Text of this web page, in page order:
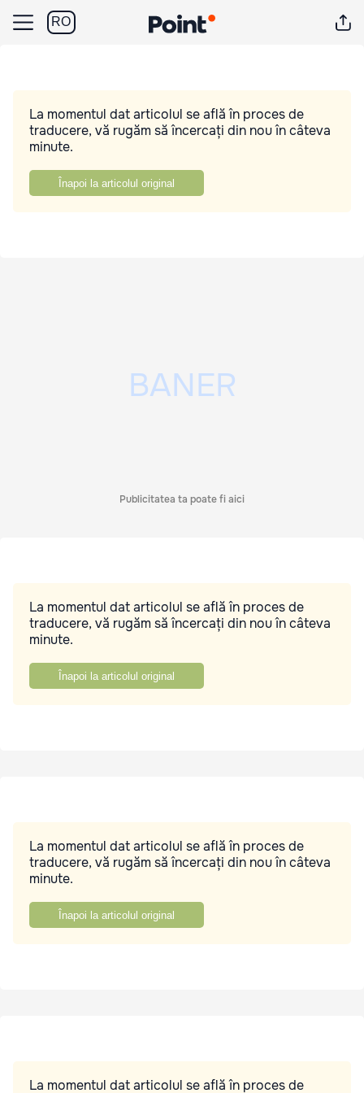
RO
La momentul dat articolul se află în proces de
traducere, vă rugăm să încercați din nou în câteva
minute.
Înapoi la articolul original
Publicitatea ta poate fi aici
La momentul dat articolul se află în proces de
traducere, vă rugăm să încercați din nou în câteva
minute.
Înapoi la articolul original
La momentul dat articolul se află în proces de
traducere, vă rugăm să încercați din nou în câteva
minute.
Înapoi la articolul original
La momentul dat articolul se află în proces de